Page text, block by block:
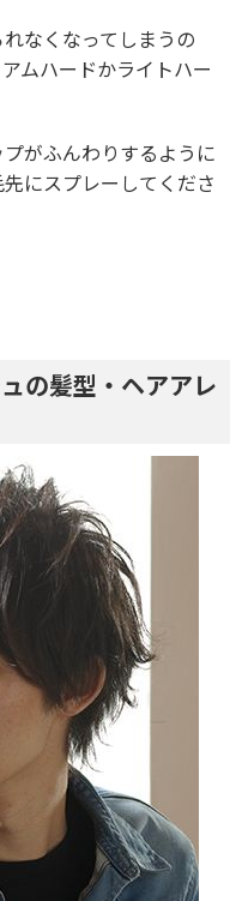
なくなってしまうの
ムハードかライトハー
がふんわりするように
にスプレーしてくださ
の髪型・ヘアアレ